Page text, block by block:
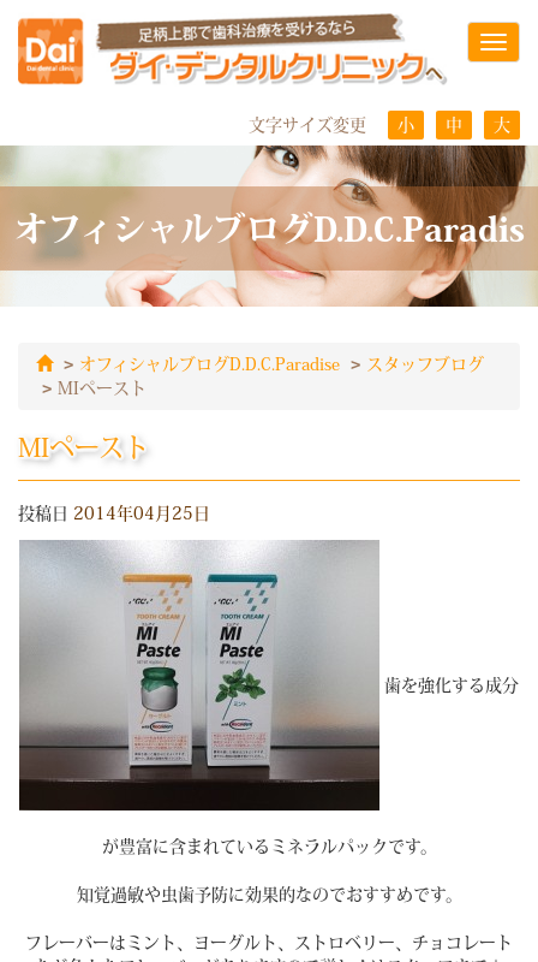
文字サイズ変更 小 中 大
オフィシャルブログD.D.C.Paradis
オフィシャルブログD.D.C.Paradise
スタッフブログ
MIペースト
MIペースト
投稿日 2014年04月25日
歯を強化する成分
が豊富に含まれているミネラルパックです。
知覚過敏や虫歯予防に効果的なのでおすすめです。
フレーバーはミント、ヨーグルト、ストロベリー、チョコレート